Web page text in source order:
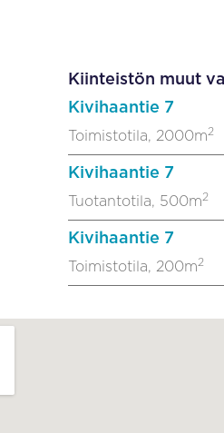
Kiinteistön muut
Kivihaantie 7
Toimistotila, 2000m2
Kivihaantie 7
Tuotantotila, 500m2
Kivihaantie 7
Toimistotila, 200m2